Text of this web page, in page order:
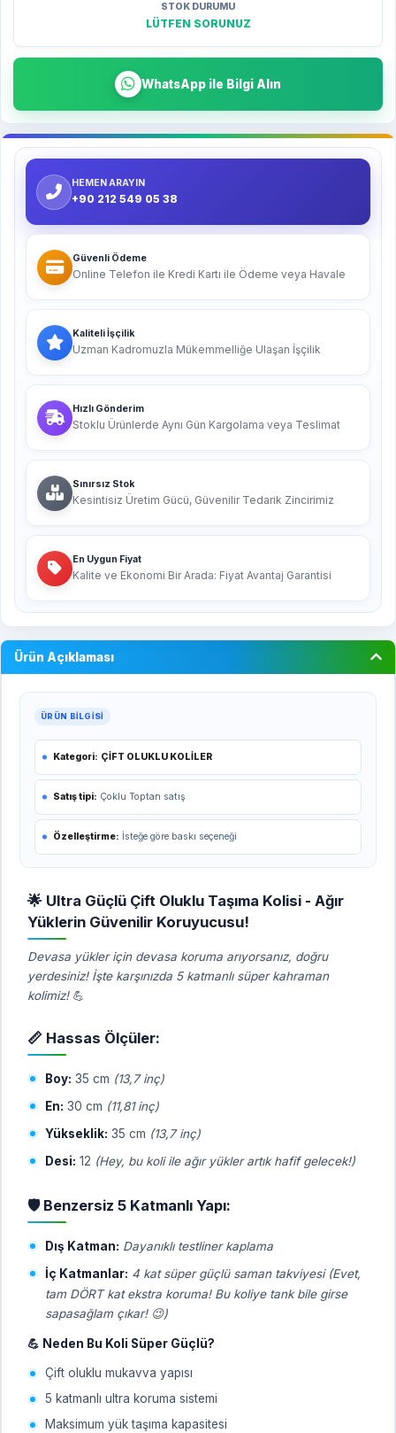
STOK DURUMU
LÜTFEN SORUNUZ
WhatsApp ile Bilgi Alın
HEMEN ARAYIN
+90 212 549 05 38
Güvenli Ödeme
Online Telefon ile Kredi Kartı ile Ödeme veya Havale
Kaliteli İşçilik
Uzman Kadromuzla Mükemmelliğe Ulaşan İşçilik
Hızlı Gönderim
Stoklu Ürünlerde Aynı Gün Kargolama veya Teslimat
Sınırsız Stok
Kesintisiz Üretim Gücü, Güvenilir Tedarik Zincirimiz
En Uygun Fiyat
Kalite ve Ekonomi Bir Arada: Fiyat Avantaj Garantisi
Ürün Açıklaması
ÜRÜN BILGISI
Kategori: ÇİFT OLUKLU KOLİLER
Satış tipi: Çoklu Toptan satış
Özelleştirme: İsteğe göre baskı seçeneği
🌟 Ultra Güçlü Çift Oluklu Taşıma Kolisi - Ağır
Yüklerin Güvenilir Koruyucusu!
Devasa yükler için devasa koruma arıyorsanız, doğru
yerdesiniz! İşte karşınızda 5 katmanlı süper kahraman
kolimiz!💪
📏 Hassas Ölçüler:
Boy: 35 cm (13,7 inç)
En: 30 cm (11,81 inç)
Yükseklik: 35 cm (13,7 inç)
Desi: 12 (Hey, bu koli ile ağır yükler artık hafif gelecek!)
🛡️ Benzersiz 5 Katmanlı Yapı:
Dış Katman: Dayanıklı testliner kaplama
İç Katmanlar: 4 kat süper güçlü saman takviyesi (Evet,
tam DÖRT kat ekstra koruma! Bu koliye tank bile girse
sapasağlam çıkar! 😉)
💪 Neden Bu Koli Süper Güçlü?
Çift oluklu mukavva yapısı
5 katmanlı ultra koruma sistemi
Maksimum yük taşıma kapasitesi